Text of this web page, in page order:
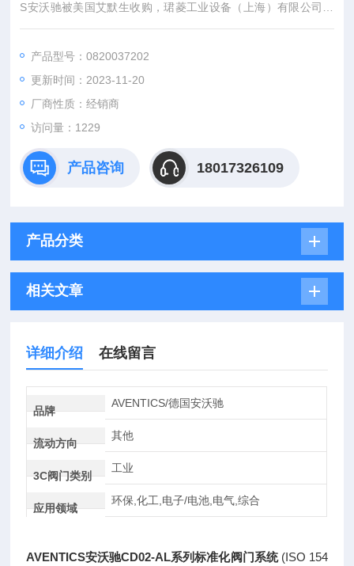
S安沃驰被美国艾默生收购，珺菱工业设备（上海）有限公司销
售德国AVENTICS安沃驰全系列产品，部分型号库存，价格好，
产品型号：0820037202
更新时间：2023-11-20
厂商性质：经销商
访问量：1229
产品咨询 18017326109
产品分类
相关文章
详细介绍 在线留言
品牌
AVENTICS/德国安沃驰
流动方向
其他
3C阀门类别
工业
应用领域
环保,化工,电子/电池,电气,综合
AVENTICS安沃驰CD02-AL系列标准化阀门系统(ISO 154